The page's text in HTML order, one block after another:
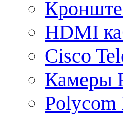
HDMI
Cisco
Камеры
Polycom